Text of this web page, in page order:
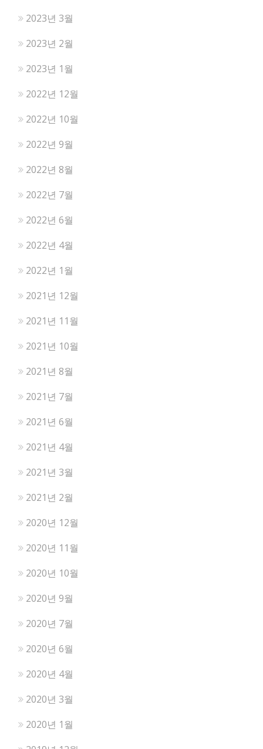
2023년 3월
2023년 2월
2023년 1월
2022년 12월
2022년 10월
2022년 9월
2022년 8월
2022년 7월
2022년 6월
2022년 4월
2022년 1월
2021년 12월
2021년 11월
2021년 10월
2021년 8월
2021년 7월
2021년 6월
2021년 4월
2021년 3월
2021년 2월
2020년 12월
2020년 11월
2020년 10월
2020년 9월
2020년 7월
2020년 6월
2020년 4월
2020년 3월
2020년 1월